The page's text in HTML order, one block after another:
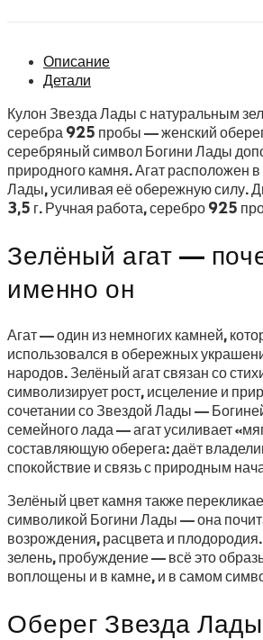
Описание
Детали
Кулон Звезда Лады с натуральным
серебра 925 пробы — женский
серебряный символ Богини Лады
природного камня. Агат расположен
Лады, усиливая её обережную силу.
3,5 г. Ручная работа, серебро 925
Зелёный агат —
именно он
Агат — один из немногих камней,
использовался в обережных
народов. Зелёный агат связан со
символизирует рост, исцеление и
сочетании со Звездой Лады —
семейного лада — агат усиливает
составляющую оберега: даёт
спокойствие и связь с природным
Зелёный цвет камня также
символикой Богини Лады — она
возрождения, расцвета и
зелень, пробуждение — всё это
воплощены и в камне, и в самом
Оберег Звезда Лады